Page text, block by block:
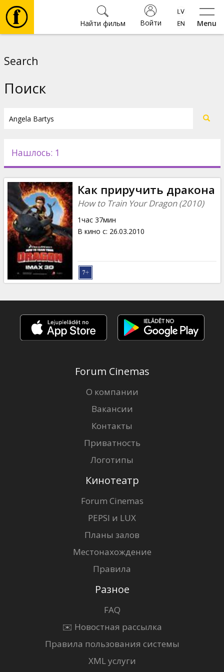
Menu
Войти
Найти фильм
Новости
Подарки
Кинозакуски
B2B
Клуб
Search
Поиск
Нашлось: 1
Как приручить дракона
How to Train Your Dragon (2010)
1час 37мин
В кино с: 26.03.2010
Forum Cinemas
О компании
Вакансии
Контакты
Приватность
Логотипы
Кинотеатр
Forum Cinemas
PEPSI и LUX
Планы залов
Местонахождение
Правила
Разное
FAQ
✉️ Новостная рассылка
Правила пользования системы
XML услуги